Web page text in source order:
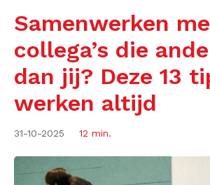
Samenwerken
collega’s die
dan jij? Deze 13
werken altijd
31-10-2025 12 min.